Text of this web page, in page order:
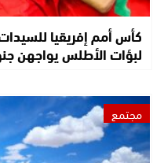
لبؤات الأطلس يواجهن
مجتمع